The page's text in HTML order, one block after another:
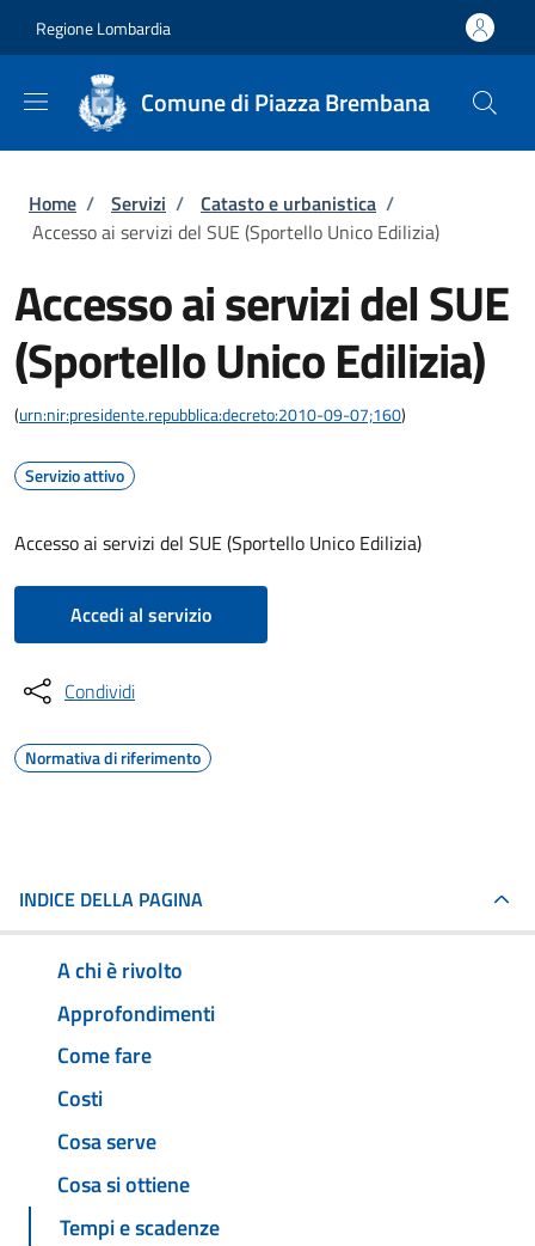
Regione Lombardia
Comune di Piazza Brembana
Briciole di pane
Home / Servizi / Catasto e urbanistica /
Accesso ai servizi del SUE (Sportello Unico Edilizia)
Accesso ai servizi del SUE
(Sportello Unico Edilizia)
(urn:nir:presidente.repubblica:decreto:2010-09-07;160)
Servizio attivo
Accesso ai servizi del SUE (Sportello Unico Edilizia)
Accedi al servizio
Condividi
Normativa di riferimento
INDICE DELLA PAGINA
A chi è rivolto
Approfondimenti
Come fare
Costi
Cosa serve
Cosa si ottiene
Tempi e scadenze